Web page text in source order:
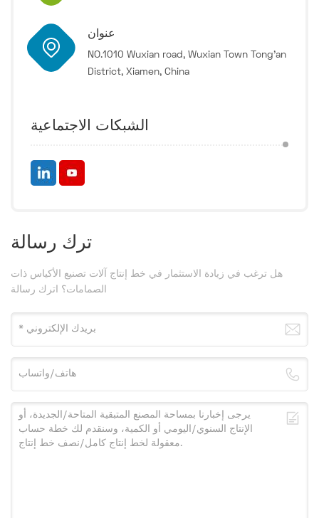
عنوان
NO.1010 Wuxian road, Wuxian Town Tong'an
District, Xiamen, China
الشبكات الاجتماعية
ترك رسالة
هل ترغب في زيادة الاستثمار في خط إنتاج آلات تصنيع الأكياس ذات
الصمامات؟ اترك رسالة